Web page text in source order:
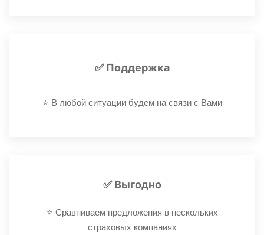
✅ Поддержка
⭐️ В любой ситуации будем на связи с Вами
✅ Выгодно
⭐️ Сравниваем предложения в нескольких
страховых компаниях